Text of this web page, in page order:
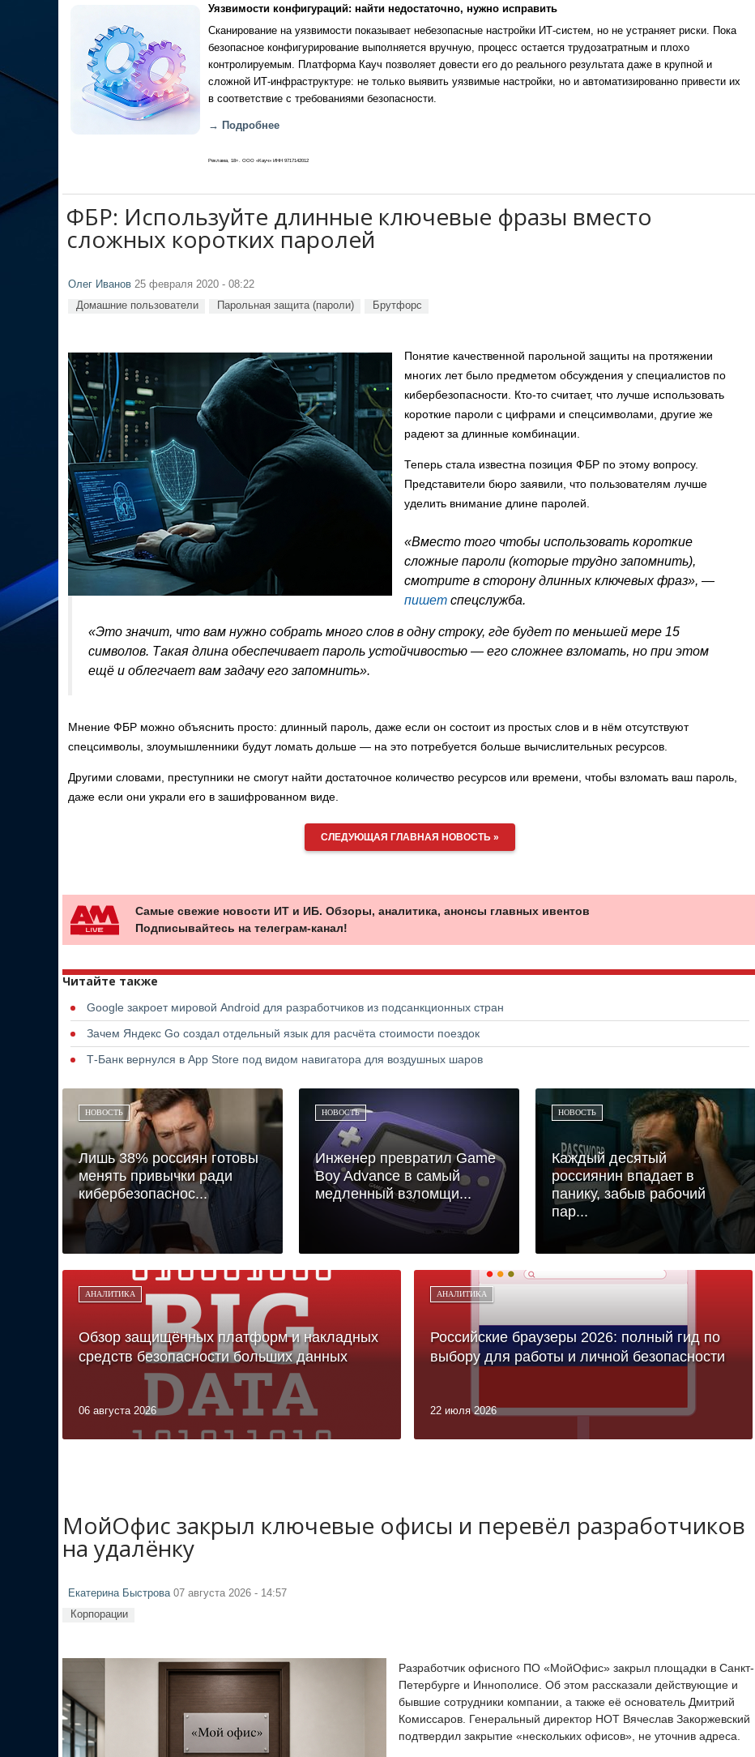
Уязвимости конфигураций: найти недостаточно, нужно исправить
Сканирование на уязвимости показывает небезопасные настройки ИТ-систем, но не устраняет риски. Пока
безопасное конфигурирование выполняется вручную, процесс остается трудозатратным и плохо
контролируемым. Платформа Кауч позволяет довести его до реального результата даже в крупной и
сложной ИТ-инфраструктуре: не только выявить уязвимые настройки, но и автоматизированно привести их
в соответствие с требованиями безопасности.
→ Подробнее
Реклама, 18+. ООО «Кауч» ИНН 9717142012
ФБР: Используйте длинные ключевые фразы вместо
сложных коротких паролей
Олег Иванов 25 февраля 2020 - 08:22
Домашние пользователи Парольная защита (пароли) Брутфорс
Понятие качественной парольной защиты на протяжении
многих лет было предметом обсуждения у специалистов по
кибербезопасности. Кто-то считает, что лучше использовать
короткие пароли с цифрами и спецсимволами, другие же
радеют за длинные комбинации.
Теперь стала известна позиция ФБР по этому вопросу.
Представители бюро заявили, что пользователям лучше
уделить внимание длине паролей.
«Вместо того чтобы использовать короткие
сложные пароли (которые трудно запомнить),
смотрите в сторону длинных ключевых фраз», —
пишет спецслужба.
«Это значит, что вам нужно собрать много слов в одну строку, где будет по меньшей мере 15
символов. Такая длина обеспечивает пароль устойчивостью — его сложнее взломать, но при этом
ещё и облегчает вам задачу его запомнить».
Мнение ФБР можно объяснить просто: длинный пароль, даже если он состоит из простых слов и в нём отсутствуют
спецсимволы, злоумышленники будут ломать дольше — на это потребуется больше вычислительных ресурсов.
Другими словами, преступники не смогут найти достаточное количество ресурсов или времени, чтобы взломать ваш пароль,
даже если они украли его в зашифрованном виде.
СЛЕДУЮЩАЯ ГЛАВНАЯ НОВОСТЬ »
Самые свежие новости ИТ и ИБ. Обзоры, аналитика, анонсы главных ивентов
Подписывайтесь на телеграм-канал!
Читайте также
Google закроет мировой Android для разработчиков из подсанкционных стран
Зачем Яндекс Go создал отдельный язык для расчёта стоимости поездок
Т-Банк вернулся в App Store под видом навигатора для воздушных шаров
НОВОСТЬ
Лишь 38% россиян готовы
менять привычки ради
кибербезопаснос...
НОВОСТЬ
Инженер превратил Game
Boy Advance в самый
медленный взломщи...
НОВОСТЬ
Каждый десятый
россиянин впадает в
панику, забыв рабочий
пар...
АНАЛИТИКА
Обзор защищённых платформ и накладных
средств безопасности больших данных
06 августа 2026
АНАЛИТИКА
Российские браузеры 2026: полный гид по
выбору для работы и личной безопасности
22 июля 2026
МойОфис закрыл ключевые офисы и перевёл разработчиков
на удалёнку
Екатерина Быстрова07 августа 2026 - 14:57
Корпорации
Разработчик офисного ПО «МойОфис» закрыл площадки в Санкт-
Петербурге и Иннополисе. Об этом рассказали действующие и
бывшие сотрудники компании, а также её основатель Дмитрий
Комиссаров. Генеральный директор НОТ Вячеслав Закоржевский
подтвердил закрытие «нескольких офисов», не уточнив адреса.